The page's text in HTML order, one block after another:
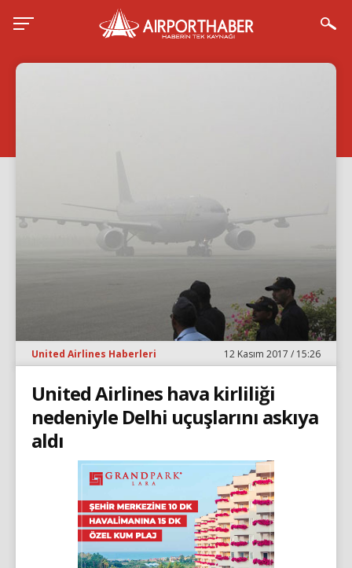
United Airlines Haberleri 12 Kasım 2017 / 15:26
United Airlines hava kirliliği
nedeniyle Delhi uçuşlarını askıya
aldı